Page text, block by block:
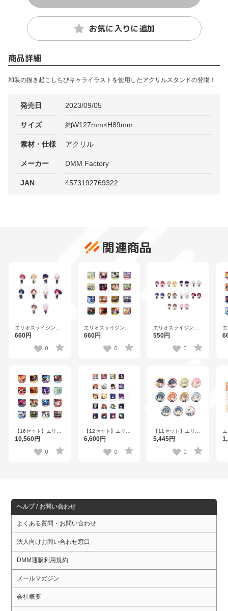
お気に入りに追加
商品詳細
和装の描き起こしちびキャライラストを使用したアクリルスタンドの登場！
発売日 2023/09/05
サイズ 約W127mm×H89mm
素材・仕様 アクリル
メーカー DMM Factory
JAN 4573192769322
関連商品
エリオスライジング
ヒーローズ トレーデ
ver.A【DISP！！！
660円
0
エリオスライジング
ヒーローズ ワンシー
ョン第三弾
vol.2【DISP！！！
660円
0
エリオスライジング
ヒーローズ トレーデ
ver.A【DISP！！！
550円
0
【16セット】エリオ
スライジングヒーロ
ンドコレクション第
10,560円
0
【12セット】エリオ
スライジングヒーロ
ブロマイドコレクシ
ョン 第三弾
6,600円
0
【11セット】エリオ
スライジングヒーロ
ホログラム缶バッジ
ver.B【DISP！！！
5,445円
0
ヘルプ / お問い合わせ
よくある質問・お問い合わせ
法人向けお問い合わせ窓口
DMM通販利用規約
メールマガジン
会社概要